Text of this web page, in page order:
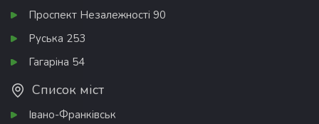
Проспект Незалежності 90
Руська 253
Гагаріна 54
Список міст
Івано-Франківськ